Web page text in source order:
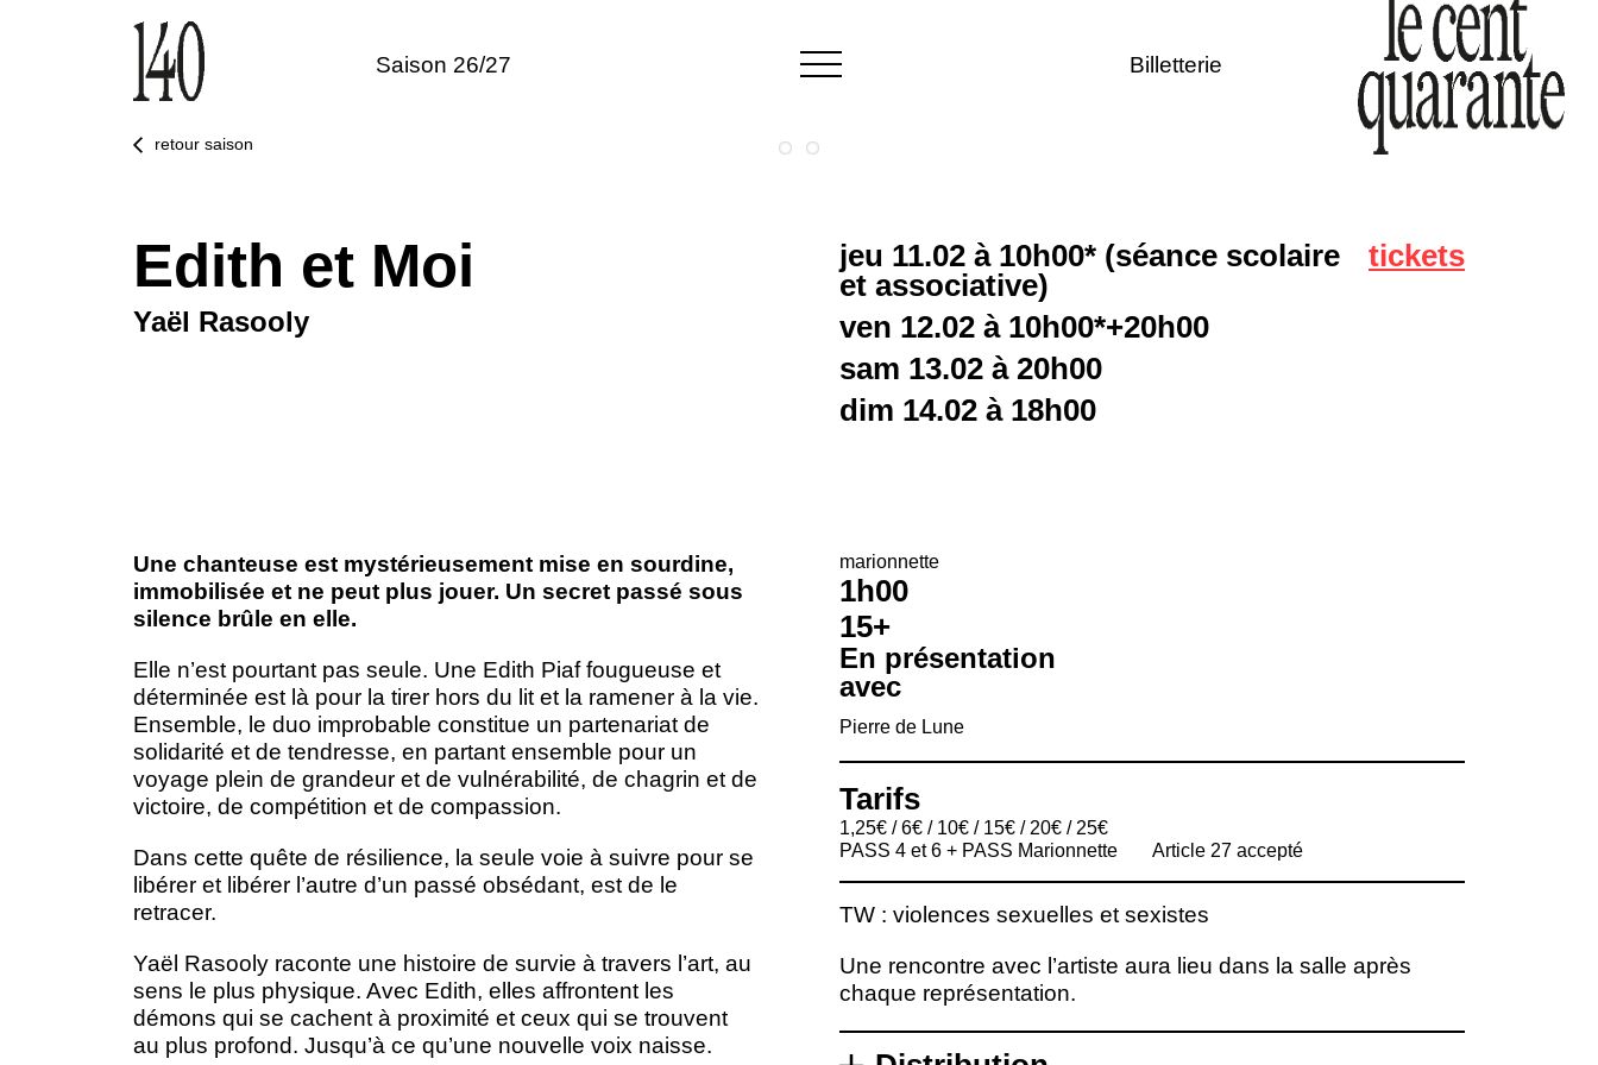
Saison 26/27 Billetterie
retour saison
Edith et Moi
Yaël Rasooly
jeu 11.02 à 10h00* (séance scolaire
et associative)
ven 12.02 à 10h00*+20h00
sam 13.02 à 20h00
dim 14.02 à 18h00
tickets
Une chanteuse est mystérieusement mise en sourdine,
immobilisée et ne peut plus jouer. Un secret passé sous
silence brûle en elle.
Elle n’est pourtant pas seule. Une Edith Piaf fougueuse et
déterminée est là pour la tirer hors du lit et la ramener à la vie.
Ensemble, le duo improbable constitue un partenariat de
solidarité et de tendresse, en partant ensemble pour un
voyage plein de grandeur et de vulnérabilité, de chagrin et de
victoire, de compétition et de compassion.
Dans cette quête de résilience, la seule voie à suivre pour se
libérer et libérer l’autre d’un passé obsédant, est de le
retracer.
Yaël Rasooly raconte une histoire de survie à travers l’art, au
sens le plus physique. Avec Edith, elles affrontent les
démons qui se cachent à proximité et ceux qui se trouvent
au plus profond. Jusqu’à ce qu’une nouvelle voix naisse.
marionnette
1h00
15+
En présentation
avec
Pierre de Lune
Tarifs
1,25€ / 6€ / 10€ / 15€ / 20€ / 25€
PASS 4 et 6 + PASS Marionnette
Article 27 accepté
TW : violences sexuelles et sexistes
Une rencontre avec l’artiste aura lieu dans la salle après
chaque représentation.